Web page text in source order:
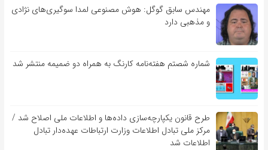
مهندس سابق گوگل: هوش مصنوعی لمدا سوگیری‌های نژادی
و مذهبی دارد
شماره شصتم هفته‌نامه کارنگ به همراه دو ضمیمه منتشر شد
طرح قانون یکپارچه‌سازی داده‌ها و اطلاعات ملی اصلاح شد /
مرکز ملی تبادل اطلاعات وزارت ارتباطات عهده‌دار تبادل
اطلاعات شد